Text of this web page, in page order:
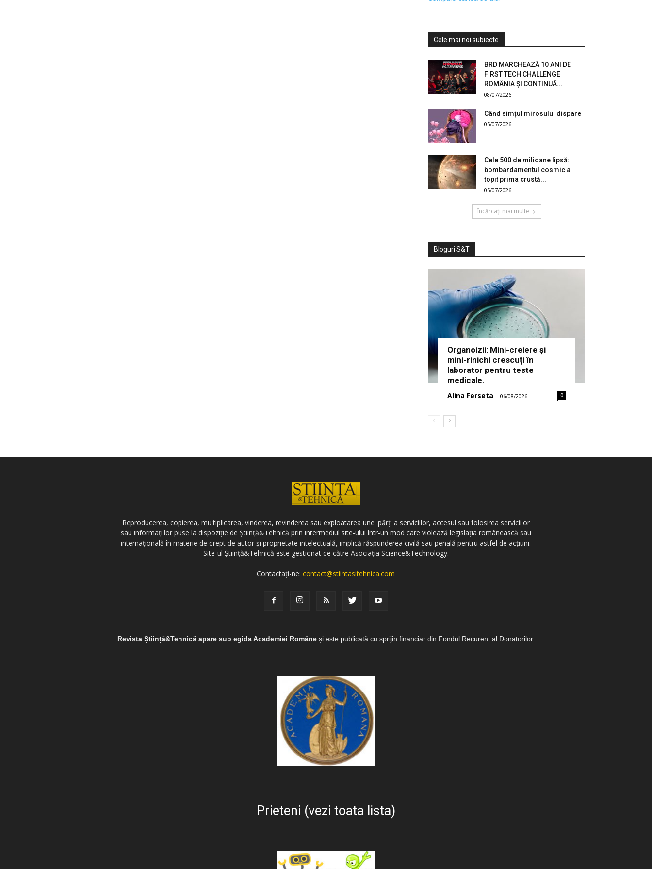
Cele mai noi subiecte
BRD MARCHEAZĂ 10 ANI DE
FIRST TECH CHALLENGE
ROMÂNIA ȘI CONTINUĂ...
08/07/2026
Când simțul mirosului dispare
05/07/2026
Cele 500 de milioane lipsă:
bombardamentul cosmic a
topit prima crustă...
05/07/2026
Încărcați mai multe
Bloguri S&T
Organoizii: Mini-creiere și
mini-rinichi crescuți în
laborator pentru teste
medicale.
Alina Ferseta - 06/08/2026 0
Reproducerea, copierea, multiplicarea, vinderea, revinderea sau exploatarea unei părți a serviciilor, accesul sau folosirea serviciilor
sau informațiilor puse la dispoziție de Știință&Tehnică prin intermediul site-ului într-un mod care violează legislația românească sau
internațională în materie de drept de autor și proprietate intelectuală, implică răspunderea civilă sau penală pentru astfel de acțiuni.
Site-ul Știință&Tehnică este gestionat de către Asociația Science&Technology.
Contactați-ne:contact@stiintasitehnica.com
Revista Știință&Tehnică apare sub egida Academiei Române și este publicată cu sprijin financiar din Fondul Recurent al Donatorilor.
Prieteni (vezi toata lista)